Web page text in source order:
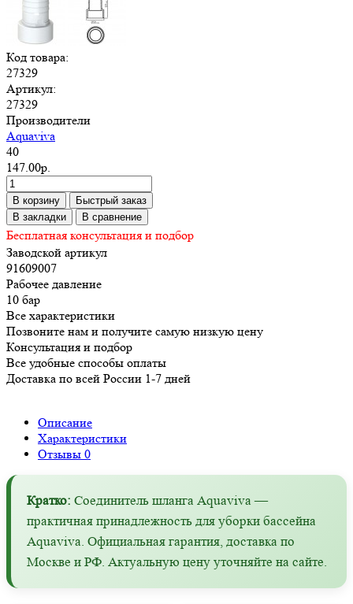
Код товара:
27329
Артикул:
27329
Производители
Aquaviva
40
147.00р.
В корзину
Быстрый заказ
В закладки
В сравнение
Бесплатная консультация и подбор
Заводской артикул
91609007
Рабочее давление
10 бар
Все характеристики
Позвоните нам и получите самую низкую цену
Консультация и подбор
Все удобные способы оплаты
Доставка по всей России 1-7 дней
Описание
Характеристики
Отзывы 0
Кратко: Соединитель шланга Aquaviva —
практичная принадлежность для уборки бассейна
Aquaviva. Официальная гарантия, доставка по
Москве и РФ. Актуальную цену уточняйте на сайте.